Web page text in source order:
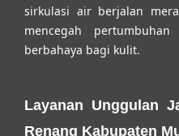
sirkulasi air berjalan
mencegah
berbahaya bagi kulit.
Layanan Unggulan
Renang Kabupaten